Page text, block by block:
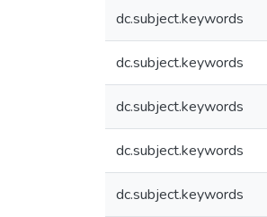
dc.subject.keywords
dc.subject.keywords
dc.subject.keywords
dc.subject.keywords
dc.subject.keywords